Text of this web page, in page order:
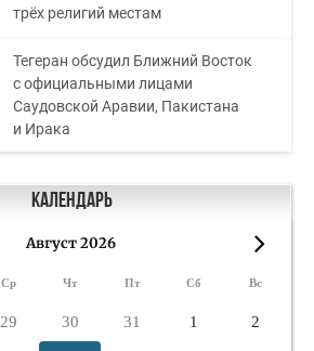
трёх религий местам
Тегеран обсудил Ближний Восток
с официальными лицами
Саудовской Аравии, Пакистана
и Ирака
Календарь
Август 2026
Ср Чт Пт Сб Вс
29 30 31 1 2